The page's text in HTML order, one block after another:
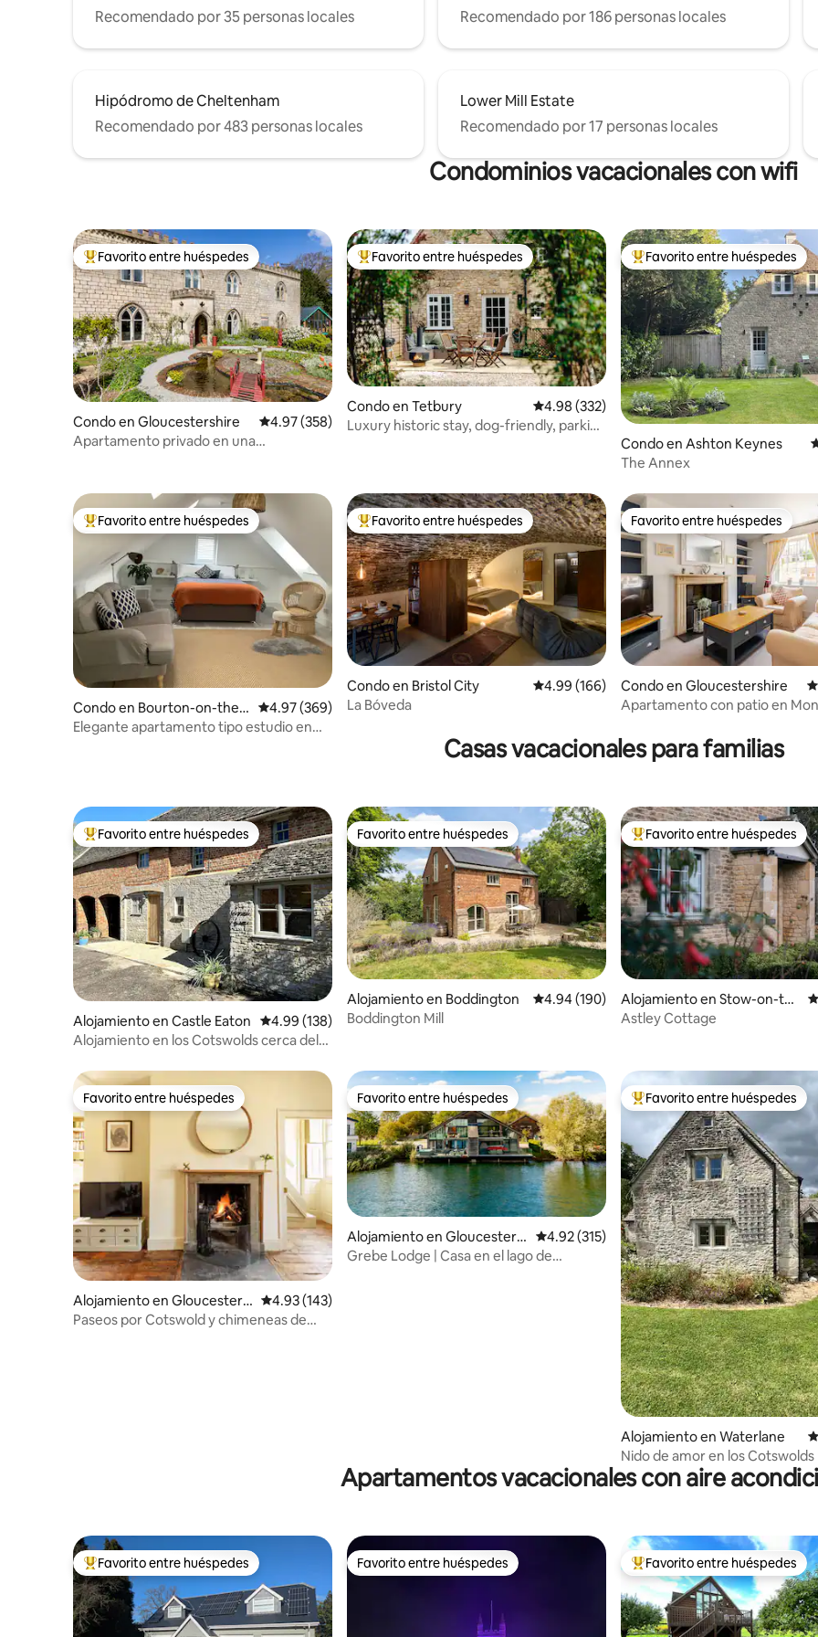
Recomendado por 35 personas locales
Recomendado por 186 personas locales
Hipódromo de Cheltenham
Recomendado por 483 personas locales
Lower Mill Estate
Recomendado por 17 personas locales
Condominios vacacionales con wifi
Favorito entre huéspedes preferido
Favorito entre huéspedes
Condo en Gloucestershire Calificación promedio: 4.97 de 5, 358 reseñas
4.97 (358)
Apartamento privado en una
Favorito entre huéspedes preferido
Favorito entre huéspedes
Condo en Tetbury Calificación promedio: 4.98 de 5, 332 reseñas
4.98 (332)
Luxury historic stay, dog-friendly, parking
Favorito entre huéspedes
Favorito entre huéspedes
Condo en Ashton Keynes
The Annex
Favorito entre huéspedes preferido
Favorito entre huéspedes
Condo en Bourton-on-the-
Water
Calificación promedio: 4.97 de 5, 369 reseñas
4.97 (369)
Elegante apartamento tipo estudio en
Favorito entre huéspedes preferido
Favorito entre huéspedes
Condo en Bristol City Calificación promedio: 4.99 de 5, 166 reseñas
4.99 (166)
La Bóveda
Favorito entre huéspedes
Favorito entre huéspedes
Condo en Gloucestershire
Apartamento con patio en
para 4 personas
Casas vacacionales para familias
Favorito entre huéspedes preferido
Favorito entre huéspedes
Alojamiento en Castle Eaton Calificación promedio: 4.99 de 5, 138 reseñas
4.99 (138)
Alojamiento en los Cotswolds cerca del
Favorito entre huéspedes
Favorito entre huéspedes
Alojamiento en Boddington Calificación promedio: 4.94 de 5, 190 reseñas
4.94 (190)
Boddington Mill
Favorito entre huéspedes
Favorito entre huéspedes
Alojamiento en Stow-on-the
-Wold
Astley Cottage
Favorito entre huéspedes
Favorito entre huéspedes
Alojamiento en Gloucesters
hire
Calificación promedio: 4.93 de 5, 143 reseñas
4.93 (143)
Paseos por Cotswold y chimeneas de
Favorito entre huéspedes
Favorito entre huéspedes
Alojamiento en Gloucesters
hire
Calificación promedio: 4.92 de 5, 315 reseñas
4.92 (315)
Grebe Lodge | Casa en el lago de
Favorito entre huéspedes
Favorito entre huéspedes
Alojamiento en Waterlane
Nido de amor en los Cotswolds
Apartamentos vacacionales con aire
Favorito entre huéspedes preferido
Favorito entre huéspedes Favorito entre huéspedes
Favorito entre huéspedes Favorito entre huéspedes
Favorito entre huéspedes